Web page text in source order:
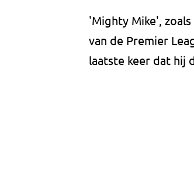
'Mighty Mike',
van de Premier
laatste keer dat hij